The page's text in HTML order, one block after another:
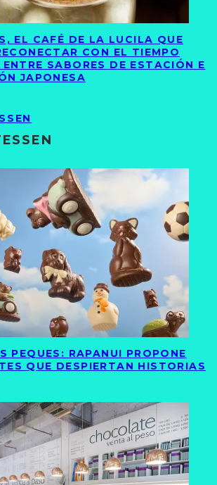
EL CAFÉ DE LA LUCILA QUE
CON EL TIEMPO
ENTRE SABORES DE ESTACIÓN E
JAPONESA
PEQUES: RAPANUI PROPONE
QUE DESPIERTAN HISTORIAS